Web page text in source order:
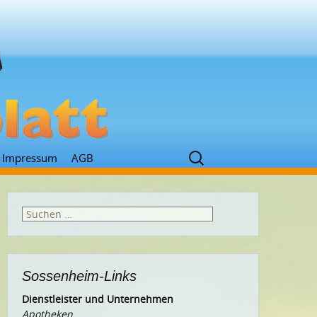
Impressum AGB
Suchen
nach:
Suchen
Sossenheim-Links
Dienstleister und Unternehmen
Apotheken